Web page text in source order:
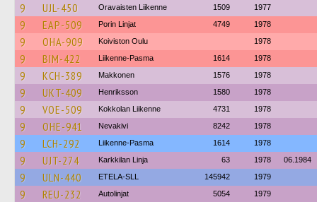
9 UJL-450 Oravaisten Liikenne 1509 1977
9 EAP-509 Porin Linjat 4749 1978
9 OHA-909 Koiviston Oulu 1978
9 BIM-422 Liikenne-Pasma 1614 1978
9 KCH-389 Makkonen 1576 1978
9 UKT-409 Henriksson 1580 1978
9 VOE-509 Kokkolan Liikenne 4731 1978
9 OHE-941 Nevakivi 8242 1978
9 LCH-292 Liikenne-Pasma 1614 1978
9 UJT-274 Karkkilan Linja 63 1978 06.1984
9 ULN-440 ETELA-SLL 145942 1979
9 REU-232 Autolinjat 5054 1979